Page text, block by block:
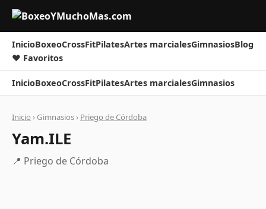
InicioBoxeoCrossFitPilatesArtes marcialesGimnasiosBlog
❤ Favoritos
InicioBoxeoCrossFitPilatesArtes marcialesGimnasios
Inicio › Gimnasios › Priego de Córdoba
Yam.ILE
📍 Priego de Córdoba